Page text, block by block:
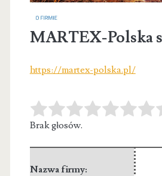
MARTEX-Polska
https://martex-polska.pl/
Brak głosów.
Nazwa firmy: